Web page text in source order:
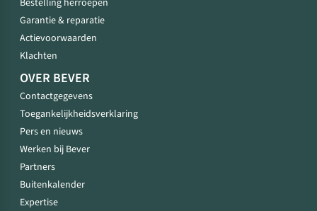
Bestelling herroepen
Garantie & reparatie
Actievoorwaarden
Klachten
OVER BEVER
Contactgegevens
Toegankelijkheidsverklaring
Pers en nieuws
Werken bij Bever
Partners
Buitenkalender
Expertise